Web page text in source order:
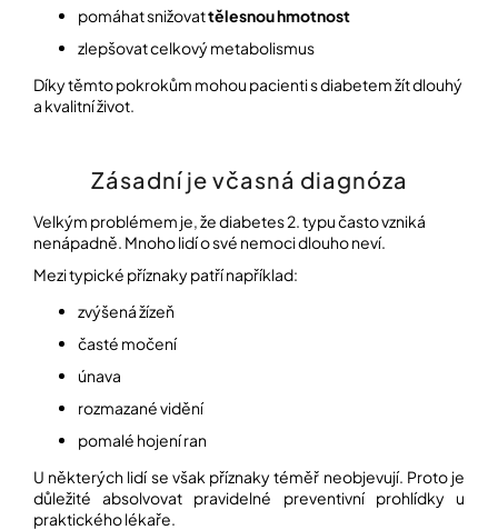
pomáhat snižovattělesnou hmotnost
zlepšovat celkový metabolismus
Díky těmto pokrokům mohou pacienti s diabetem žít dlouhý
a kvalitní život.
Zásadní je včasná diagnóza
Velkým problémem je, že diabetes 2. typu často vzniká
nenápadně. Mnoho lidí o své nemoci dlouho neví.
Mezi typické příznaky patří například:
zvýšená žízeň
časté močení
únava
rozmazané vidění
pomalé hojení ran
U některých lidí se však příznaky téměř neobjevují. Proto je
důležité absolvovat pravidelné preventivní prohlídky u
praktického lékaře.